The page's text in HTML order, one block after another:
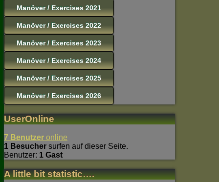
Manöver / Exercises 2021
Manöver / Exercises 2022
Manöver / Exercises 2023
Manöver / Exercises 2024
Manöver / Exercises 2025
Manöver / Exercises 2026
UserOnline
7 Benutzer online
1 Besucher surfen auf dieser Seite.
Benutzer: 1 Gast
A little bit statistic….